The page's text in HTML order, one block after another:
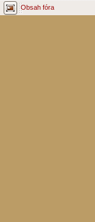
Obsah fóra